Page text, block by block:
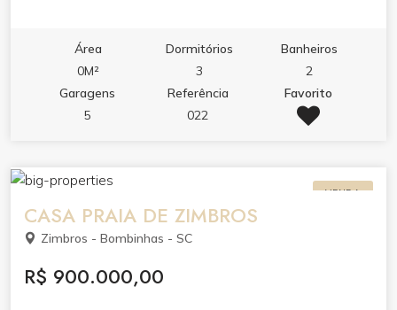
Área
0M²
Dormitórios
3
Banheiros
2
Garagens
5
Referência
022
Favorito
VENDA
CASA PRAIA DE ZIMBROS
Zimbros - Bombinhas - SC
R$ 900.000,00